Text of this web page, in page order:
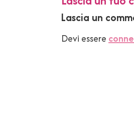
Lascia un
Devi essere